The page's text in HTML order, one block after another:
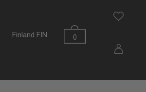
0
Finland FIN